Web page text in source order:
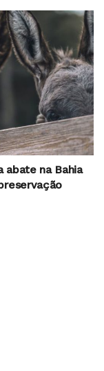
abate na Bahia